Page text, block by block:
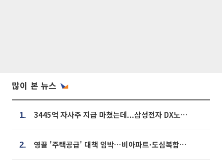
많이 본 뉴스
1. 3445억 자사주 지급 마쳤는데...삼성전자 DX노조, 뒤늦은 '떼쓰기 집회'
2. 영끌 '주택공급' 대책 임박⋯비아파트·도심복합까지 총동원